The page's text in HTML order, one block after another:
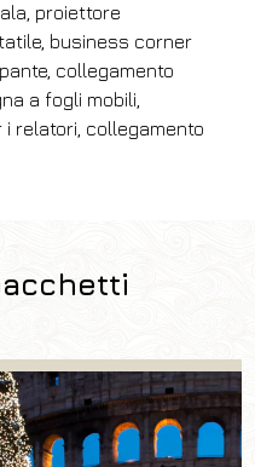
09/08/2026
proiettore
business corner
collegamento
a fogli mobili,
relatori, collegamento